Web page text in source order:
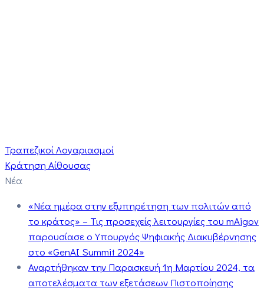
Τραπεζικοί Λογαριασμοί
Κράτηση Αίθουσας
Νέα
«Νέα ημέρα στην εξυπηρέτηση των πολιτών από
το κράτος» – Τις προσεχείς λειτουργίες του mAigov
παρουσίασε ο Υπουργός Ψηφιακής Διακυβέρνησης
στο «GenAI Summit 2024»
Αναρτήθηκαν την Παρασκευή 1η Μαρτίου 2024, τα
αποτελέσματα των εξετάσεων Πιστοποίησης